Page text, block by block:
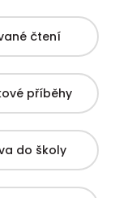
čtení
příběhy
do školy